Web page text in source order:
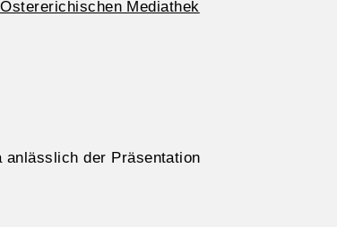
Mediathek
der Präsentation